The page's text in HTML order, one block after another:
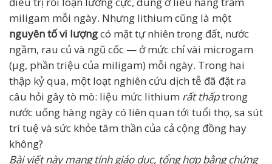
miligam mỗi ngày. Nhưng lithium cũng là một
nguyên tố vi lượngcó mặt tự nhiên trong đất, nước
ngầm, rau củ và ngũ cốc — ở mức chỉ vài microgam
(µg, phần triệu của miligam) mỗi ngày. Trong hai
thập kỷ qua, một loạt nghiên cứu dịch tễ đã đặt ra
câu hỏi gây tò mò: liệu mức lithium rất thấptrong
nước uống hàng ngày có liên quan tới tuổi thọ, sa sút
trí tuệ và sức khỏe tâm thần của cả cộng đồng hay
không?
Bài viết này mang tính giáo dục, tổng hợp bằng chứng